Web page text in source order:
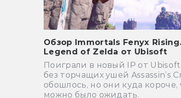
Обзор Immortals Fenyx
Legend of Zelda от Ubisoft
Поиграли в новый IP от
без торчащих ушей Assassin’s
обошлось, но они куда короче,
можно было ожидать.